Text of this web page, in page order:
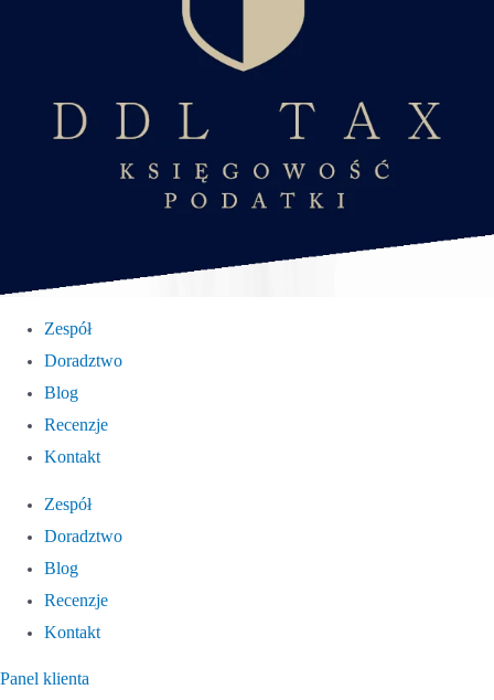
Zespół
Doradztwo
Blog
Recenzje
Kontakt
Zespół
Doradztwo
Blog
Recenzje
Kontakt
Panel klienta